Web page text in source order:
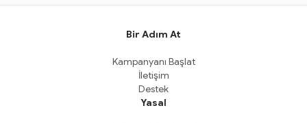
Bir Adım At
Kampanyanı Başlat
İletişim
Destek
Yasal